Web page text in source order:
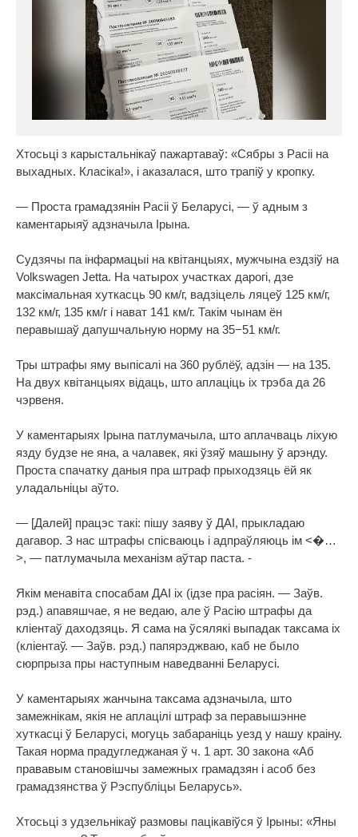
Хтосьці з карыстальнікаў пажартаваў: «Сябры з Расіі на
выхадных. Класіка!», і аказалася, што трапіў у кропку.
— Проста грамадзянін Расіі ў Беларусі, — ў адным з
каментарыяў адзначыла Ірына.
Судзячы па інфармацыі на квітанцыях, мужчына ездзіў на
Volkswagen Jetta. На чатырох участках дарогі, дзе
максімальная хуткасць 90 км/г, вадзіцель ляцеў 125 км/г,
132 км/г, 135 км/г і нават 141 км/г. Такім чынам ён
перавышаў дапушчальную норму на 35−51 км/г.
Тры штрафы яму выпісалі на 360 рублёў, адзін — на 135.
На двух квітанцыях відаць, што аплаціць іх трэба да 26
чэрвеня.
У каментарыях Ірына патлумачыла, што аплачваць ліхую
язду будзе не яна, а чалавек, які ўзяў машыну ў арэнду.
Проста спачатку даныя пра штраф прыходзяць ёй як
уладальніцы аўто.
— [Далей] працэс такі: пішу заяву ў ДАІ, прыкладаю
дагавор. З нас штрафы спісваюць і адпраўляюць ім <�…
>, — патлумачыла механізм аўтар паста. -
Якім менавіта спосабам ДАІ іх (ідзе пра расіян. — Заўв.
рэд.) апавяшчае, я не ведаю, але ў Расію штрафы да
кліентаў даходзяць. Я сама на ўсялякі выпадак таксама іх
(кліентаў. — Заўв. рэд.) папярэджваю, каб не было
сюрпрыза пры наступным наведванні Беларусі.
У каментарыях жанчына таксама адзначыла, што
замежнікам, якія не аплацілі штраф за перавышэнне
хуткасці ў Беларусі, могуць забараніць уезд у нашу краіну.
Такая норма прадугледжаная ў ч. 1 арт. 30 закона «Аб
прававым становішчы замежных грамадзян і асоб без
грамадзянства ў Рэспубліцы Беларусь».
Хтосьці з удзельнікаў размовы пацікавіўся ў Ірыны: «Яны